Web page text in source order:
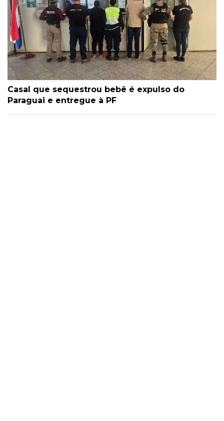
Casal que sequestrou bebê é expulso do
Paraguai e entregue à PF